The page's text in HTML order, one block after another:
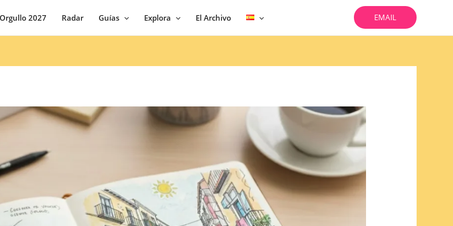
Orgullo 2027 Radar Guías Explora El Archivo EMAIL